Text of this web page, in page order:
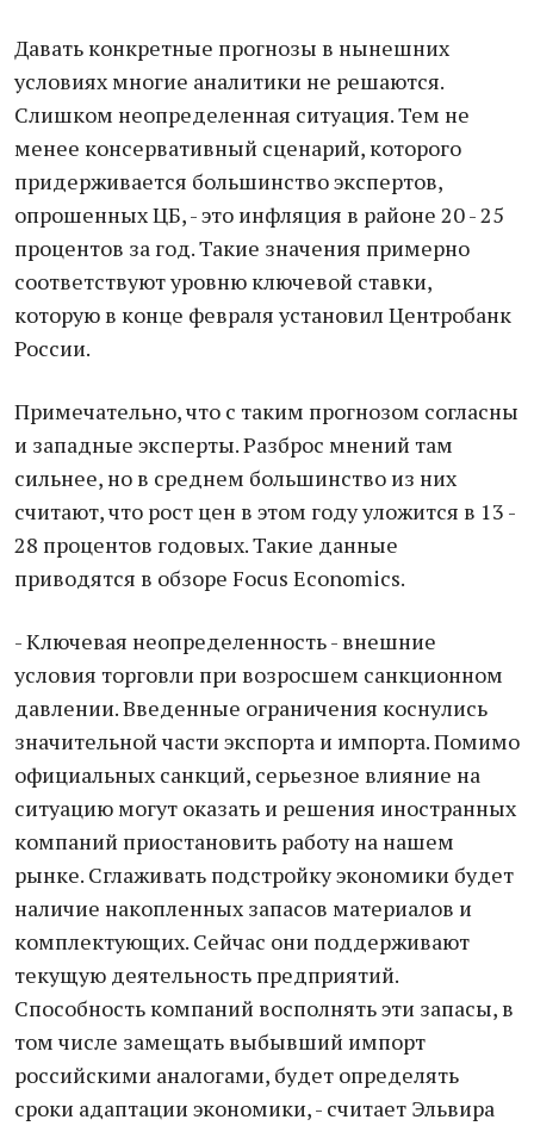
Давать конкретные прогнозы в нынешних
условиях многие аналитики не решаются.
Слишком неопределенная ситуация. Тем не
менее консервативный сценарий, которого
придерживается большинство экспертов,
опрошенных ЦБ, - это инфляция в районе 20 - 25
процентов за год. Такие значения примерно
соответствуют уровню ключевой ставки,
которую в конце февраля установил Центробанк
России.
Примечательно, что с таким прогнозом согласны
и западные эксперты. Разброс мнений там
сильнее, но в среднем большинство из них
считают, что рост цен в этом году уложится в 13 -
28 процентов годовых. Такие данные
приводятся в обзоре Focus Economics.
- Ключевая неопределенность - внешние
условия торговли при возросшем санкционном
давлении. Введенные ограничения коснулись
значительной части экспорта и импорта. Помимо
официальных санкций, серьезное влияние на
ситуацию могут оказать и решения иностранных
компаний приостановить работу на нашем
рынке. Сглаживать подстройку экономики будет
наличие накопленных запасов материалов и
комплектующих. Сейчас они поддерживают
текущую деятельность предприятий.
Способность компаний восполнять эти запасы, в
том числе замещать выбывший импорт
российскими аналогами, будет определять
сроки адаптации экономики, - считает Эльвира